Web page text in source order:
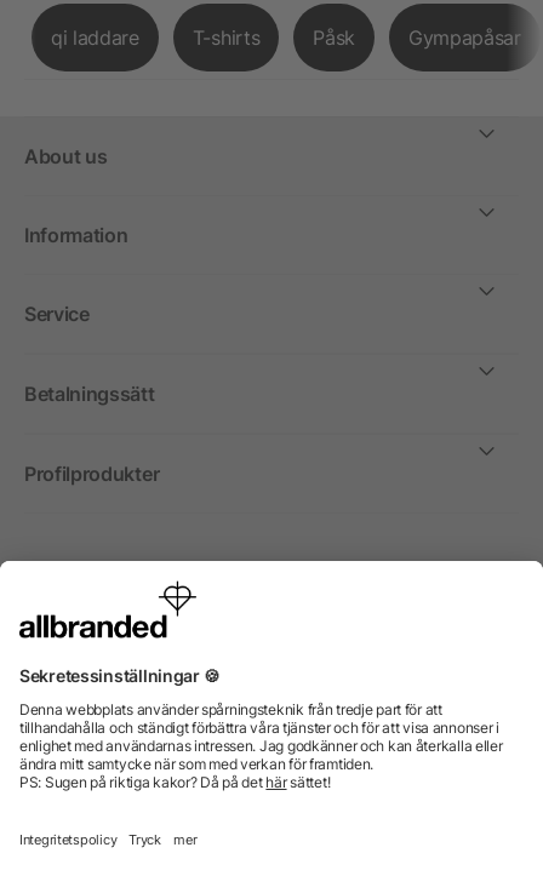
qi laddare T-shirts Påsk Gympapåsar
About us
Information
Service
Betalningssätt
Profilprodukter
Internationellt
enbart till företag, institutioner, föreningar och